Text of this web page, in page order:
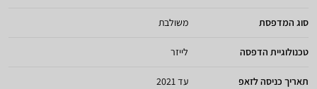
סוג המדפסת משולבת
טכנולוגיית הדפסה לייזר
תאריך כניסה לזאפ עד 2021